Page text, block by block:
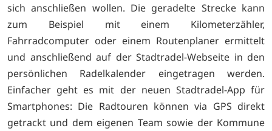
sich anschließen wollen. Die geradelte Strecke kann
zum Beispiel mit einem Kilometerzähler,
Fahrradcomputer oder einem Routenplaner ermittelt
und anschließend auf der Stadtradel-Webseite in den
persönlichen Radelkalender eingetragen werden.
Einfacher geht es mit der neuen Stadtradel-App für
Smartphones: Die Radtouren können via GPS direkt
getrackt und dem eigenen Team sowie der Kommune